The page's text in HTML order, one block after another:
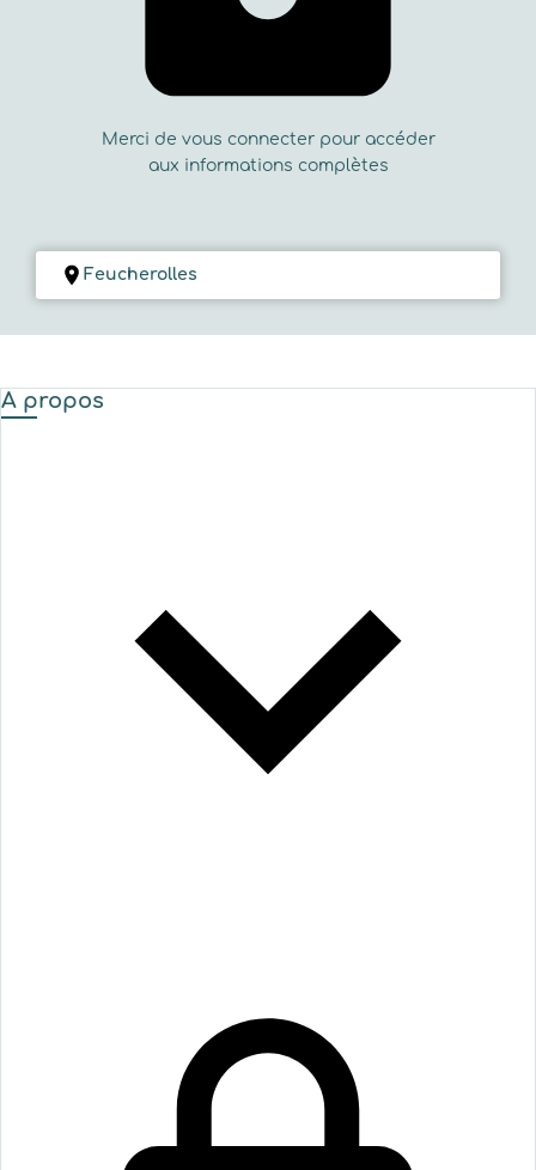
Merci de vous connecter pour accéder
aux informations complètes
Feucherolles
A propos